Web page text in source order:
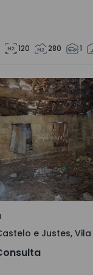
120 280 1
São Tomé do
e Justes, Vila
e Justes, Vila